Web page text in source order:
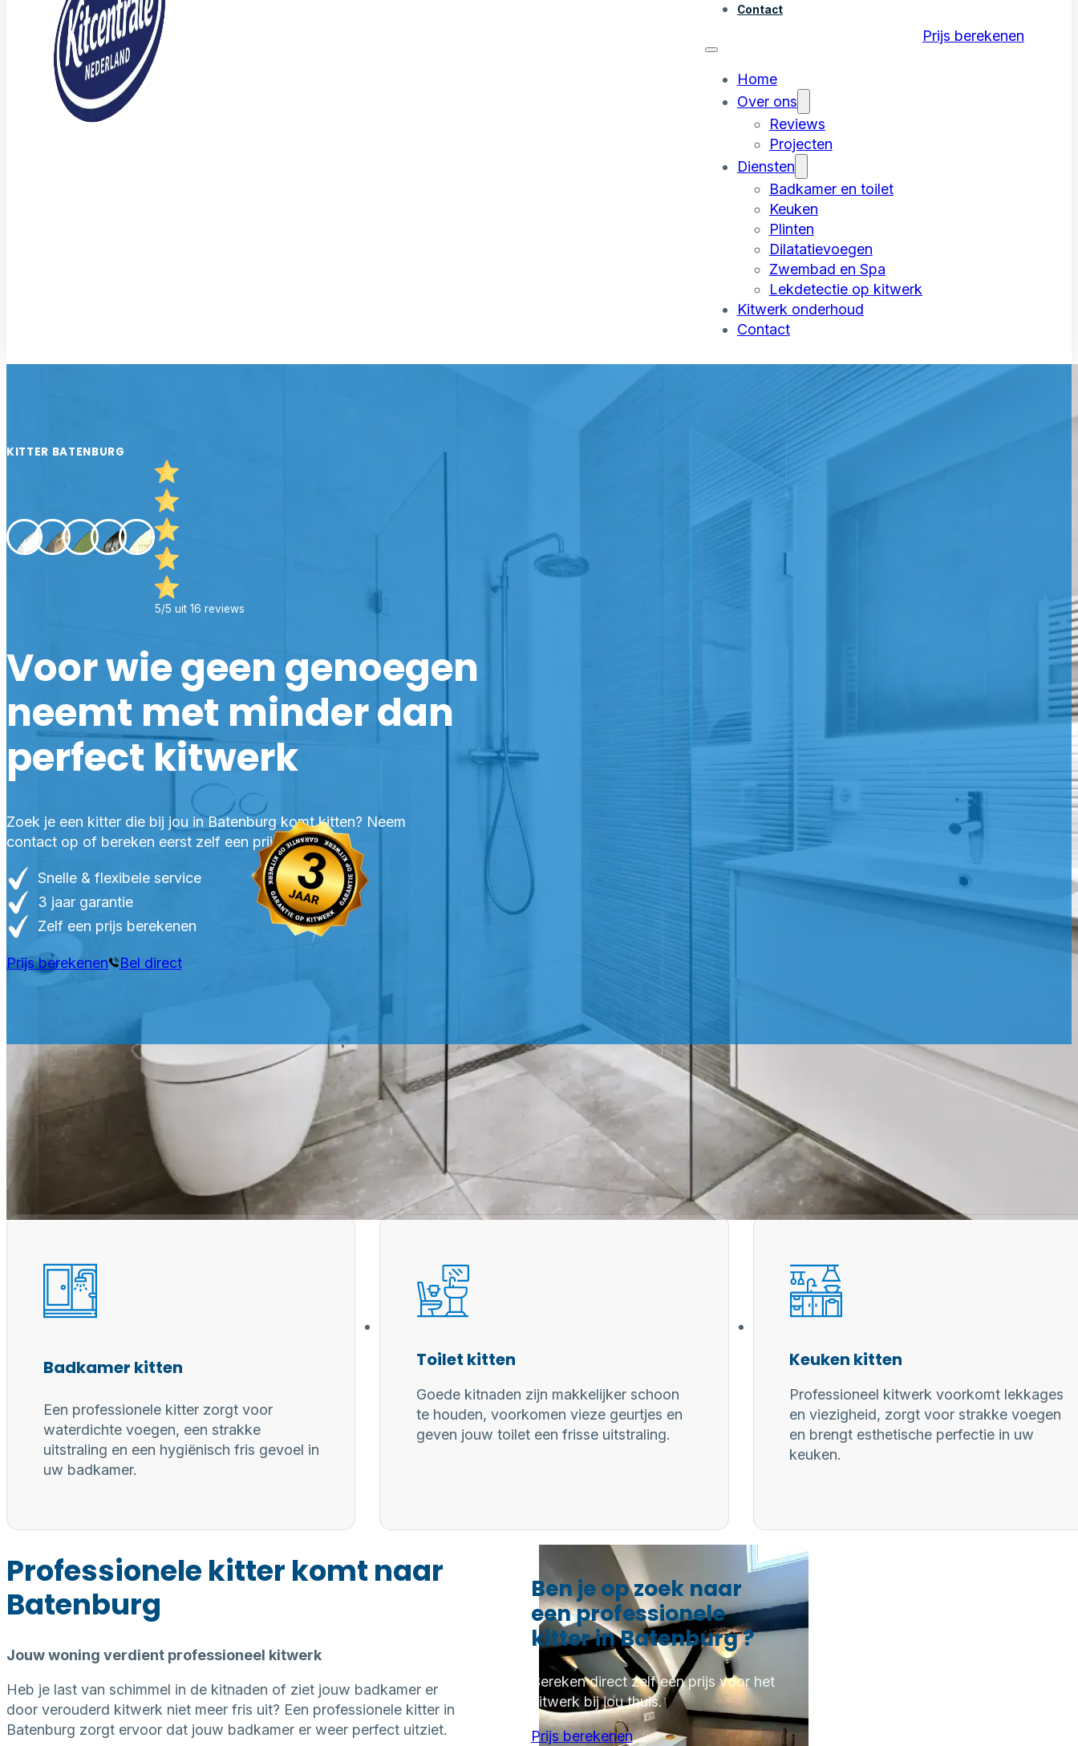
Contact
Home
Over ons
Reviews
Projecten
Diensten
Badkamer en toilet
Keuken
Plinten
Dilatatievoegen
Zwembad en Spa
Lekdetectie op kitwerk
Kitwerk onderhoud
Contact
Prijs berekenen
KITTER BATENBURG
5/5 uit 16 reviews
Voor wie geen genoegen
neemt met minder dan
perfect kitwerk
Zoek je een kitter die bij jou in Batenburg komt kitten? Neem
contact op of bereken eerst zelf een prijs.
Snelle & flexibele service
3 jaar garantie
Zelf een prijs berekenen
Prijs berekenen Bel direct
PROFESSIONELE KITTER BATENBURG
Waarom een professionele kitter?
Professioneel gereedschap, juiste materialen en ervaring zorgen
voor duurzaam, waterdicht en perfect afgewerkt kitwerk
Badkamer kitten
Een professionele kitter zorgt voor
waterdichte voegen, een strakke
uitstraling en een hygiënisch fris gevoel in
uw badkamer.
Toilet kitten
Goede kitnaden zijn makkelijker schoon
te houden, voorkomen vieze geurtjes en
geven jouw toilet een frisse uitstraling.
Keuken kitten
Professioneel kitwerk voorkomt lekkages
en viezigheid, zorgt voor strakke voegen
en brengt esthetische perfectie in uw
keuken.
Professionele kitter komt naar
Batenburg
Jouw woning verdient professioneel kitwerk
Heb je last van schimmel in de kitnaden of ziet jouw badkamer er
door verouderd kitwerk niet meer fris uit? Een professionele kitter in
Batenburg zorgt ervoor dat jouw badkamer er weer perfect uitziet.
Ben je op zoek naar
een professionele
kitter in Batenburg ?
Bereken direct zelf een prijs voor het
kitwerk bij jou thuis.
Prijs berekenen